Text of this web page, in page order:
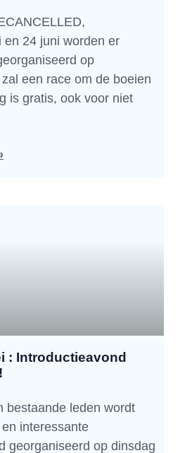
en 24 juni worden er
op
een race om de boeien
is gratis, ook voor niet
: Introductieavond
bestaande leden wordt
interessante
georganiseerd op dinsdag